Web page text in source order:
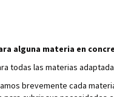
alguna materia en
todas las materias
brevemente cada